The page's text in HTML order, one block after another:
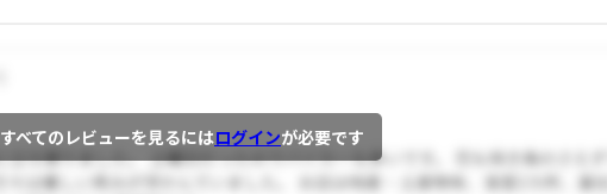
すべてのレビューを見るにはログインが必要です